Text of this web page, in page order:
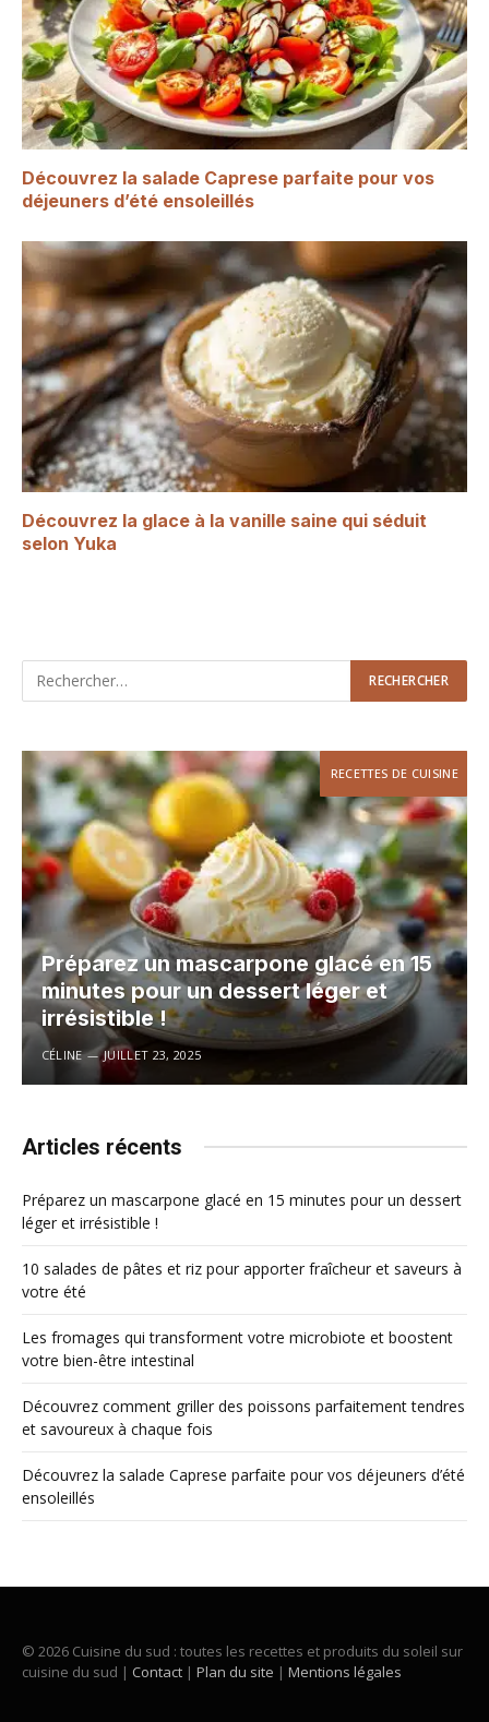
Découvrez la salade Caprese parfaite pour vos
déjeuners d’été ensoleillés
Découvrez la glace à la vanille saine qui séduit
selon Yuka
RECETTES DE CUISINE
Préparez un mascarpone glacé en 15
minutes pour un dessert léger et
irrésistible !
CÉLINE JUILLET 23, 2025
Articles récents
Préparez un mascarpone glacé en 15 minutes pour un dessert
léger et irrésistible !
10 salades de pâtes et riz pour apporter fraîcheur et saveurs à
votre été
Les fromages qui transforment votre microbiote et boostent
votre bien-être intestinal
Découvrez comment griller des poissons parfaitement tendres
et savoureux à chaque fois
Découvrez la salade Caprese parfaite pour vos déjeuners d’été
ensoleillés
© 2026 Cuisine du sud : toutes les recettes et produits du soleil sur
cuisine du sud | Contact | Plan du site | Mentions légales